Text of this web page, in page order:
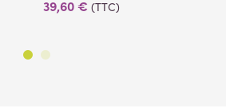
39,60 € (TTC)